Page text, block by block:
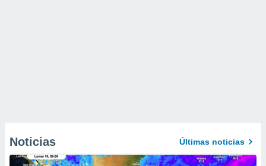
Noticias Últimas noticias